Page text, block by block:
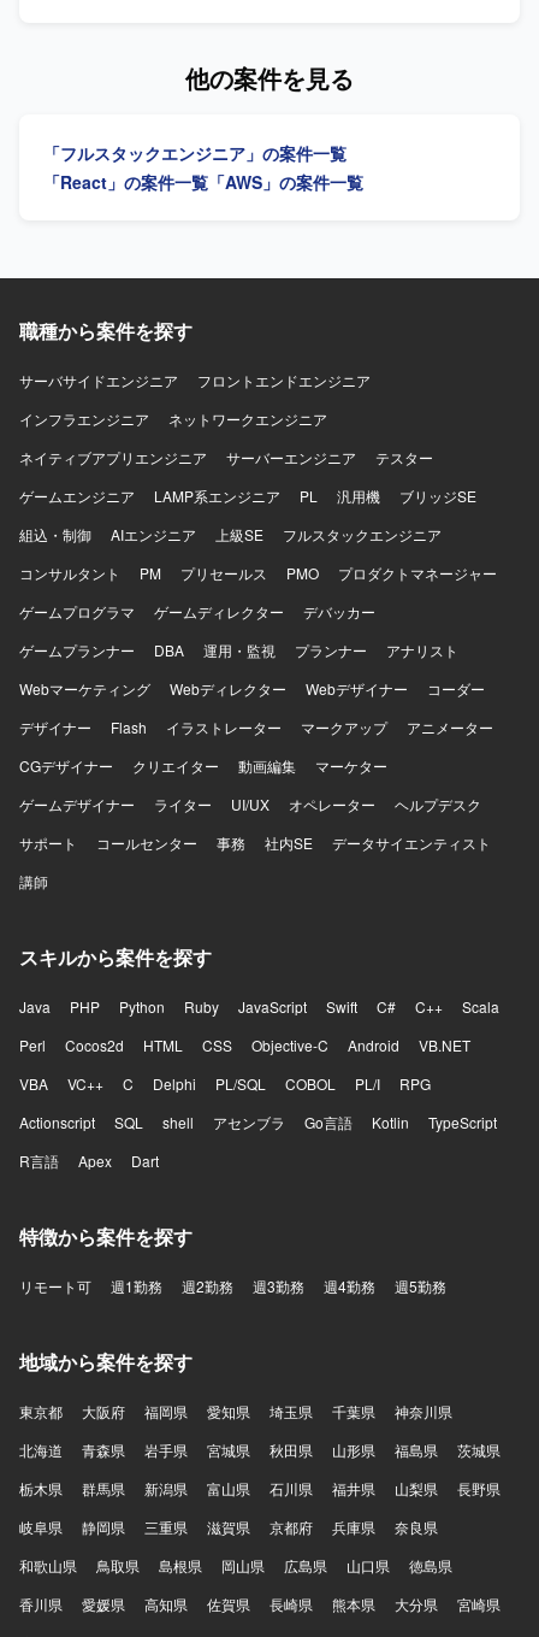
よびポストモーテム文化の醸成を担います。CI/CDの継続的
ます。 【求める人物像】 新しい技術や未知の課題に柔軟に
対応し、積極的に挑戦できる方を求めています。正解のな
めています。 【ポジションの魅力】 プラットフォームおよ
裁量を持って意思決定できます。将来的にはSRE・プラッ
トフォームチームの組成やエンジニア組織のリードも見据
えられるポジションです。 【開発環境】 インフラはAWS、
Terraformを使用します。バージョン管理はGitHub、社内コ
ミュニケーションはSlack、デザインはFigma、ドキュメン
トエンドはReact、データベースはMySQLおよび
PostgreSQLを使用します。LLMとしてOpenAI、Claudeな
他の案件を見る
「フルスタックエンジニア」の案件一覧
「React」の案件一覧 「AWS」の案件一覧
職種から案件を探す
サーバサイドエンジニア
フロントエンドエンジニア
インフラエンジニア
ネットワークエンジニア
ネイティブアプリエンジニア
サーバーエンジニア
テスター
ゲームエンジニア
LAMP系エンジニア PL 汎用機
ブリッジSE
組込・制御
AIエンジニア 上級SE
フルスタックエンジニア
コンサルタント
PM プリセールス PMO
プロダクトマネージャー
ゲームプログラマ
ゲームディレクター
デバッカー
ゲームプランナー
DBA 運用・監視 プランナー
アナリスト
Webマーケティング
Webディレクター Webデザイナー
コーダー
デザイナー
Flash イラストレーター マークアップ
アニメーター
CGデザイナー
クリエイター 動画編集
マーケター
ゲームデザイナー
ライター UI/UX オペレーター
ヘルプデスク
サポート
コールセンター 事務 社内SE
データサイエンティスト
講師
スキルから案件を探す
Java PHP Python Ruby JavaScript Swift C# C++
Scala
Perl
Cocos2d HTML CSS Objective-C Android
VB.NET
VBA
VC++ C Delphi PL/SQL COBOL PL/I
RPG
Actionscript
SQL shell アセンブラ Go言語 Kotlin
TypeScript
R言語
Apex Dart
特徴から案件を探す
リモート可 週1勤務 週2勤務 週3勤務 週4勤務 週5勤務
地域から案件を探す
東京都 大阪府 福岡県 愛知県 埼玉県 千葉県
神奈川県
北海道
青森県 岩手県 宮城県 秋田県 山形県 福島県
茨城県
栃木県
群馬県 新潟県 富山県 石川県 福井県 山梨県
長野県
岐阜県
静岡県 三重県 滋賀県 京都府 兵庫県
奈良県
和歌山県
鳥取県 島根県 岡山県 広島県 山口県
徳島県
香川県
愛媛県 高知県 佐賀県 長崎県 熊本県 大分県
宮崎県